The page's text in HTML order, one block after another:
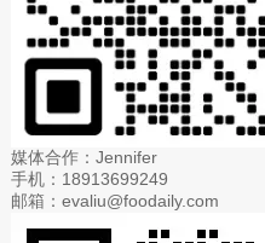
媒体合作：Jennifer
手机：18913699249
邮箱：evaliu@foodaily.com